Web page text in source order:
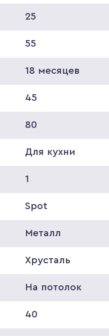
25
55
18 месяцев
45
80
Для кухни
1
Spot
Металл
Хрусталь
На потолок
40